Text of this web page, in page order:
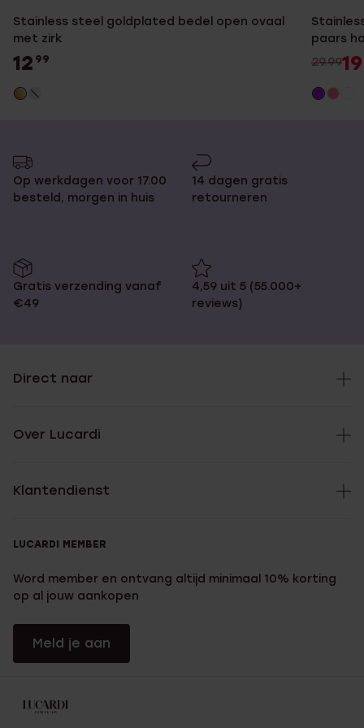
Stainless steel goldplated bedel open ovaal
met zirk
12 99
paars
29.9919
Op werkdagen voor 17.00
besteld, morgen in huis
14 dagen gratis
retourneren
Gratis verzending vanaf
€49
4,59 uit 5 (55.000+
reviews)
Direct naar
Over Lucardi
Klantendienst
LUCARDI MEMBER
Word member en ontvang altijd minimaal 10% korting
op al jouw aankopen
Meld je aan